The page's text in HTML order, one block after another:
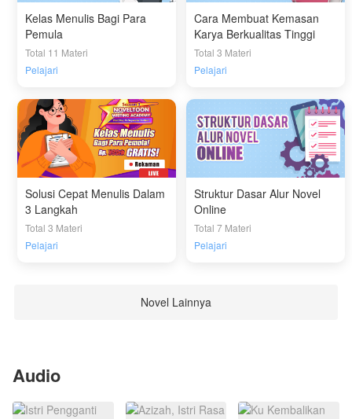
Kelas Menulis Bagi Para
Pemula
Total 11 Materi
Pelajari
Cara Membuat Kemasan
Karya Berkualitas Tinggi
Total 3 Materi
Pelajari
Solusi Cepat Menulis Dalam
3 Langkah
Total 3 Materi
Pelajari
Struktur Dasar Alur Novel
Online
Total 7 Materi
Pelajari
Novel Lainnya
Audio